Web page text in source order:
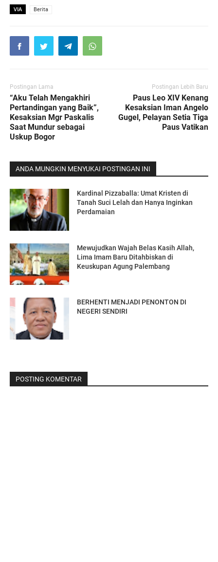
VIA Berita
Postingan Lama
“Aku Telah Mengakhiri
Pertandingan yang Baik”,
Kesaksian Mgr Paskalis
Saat Mundur sebagai
Uskup Bogor
Postingan Lebih Baru
Paus Leo XIV Kenang
Kesaksian Iman Angelo
Gugel, Pelayan Setia Tiga
Paus Vatikan
ANDA MUNGKIN MENYUKAI POSTINGAN INI
Kardinal Pizzaballa: Umat Kristen di
Tanah Suci Lelah dan Hanya Inginkan
Perdamaian
Mewujudkan Wajah Belas Kasih Allah,
Lima Imam Baru Ditahbiskan di
Keuskupan Agung Palembang
BERHENTI MENJADI PENONTON DI
NEGERI SENDIRI
POSTING KOMENTAR